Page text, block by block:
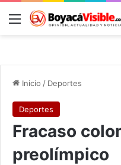
Menú
Inicio / Deportes
Deportes
Fracaso
preolímpico